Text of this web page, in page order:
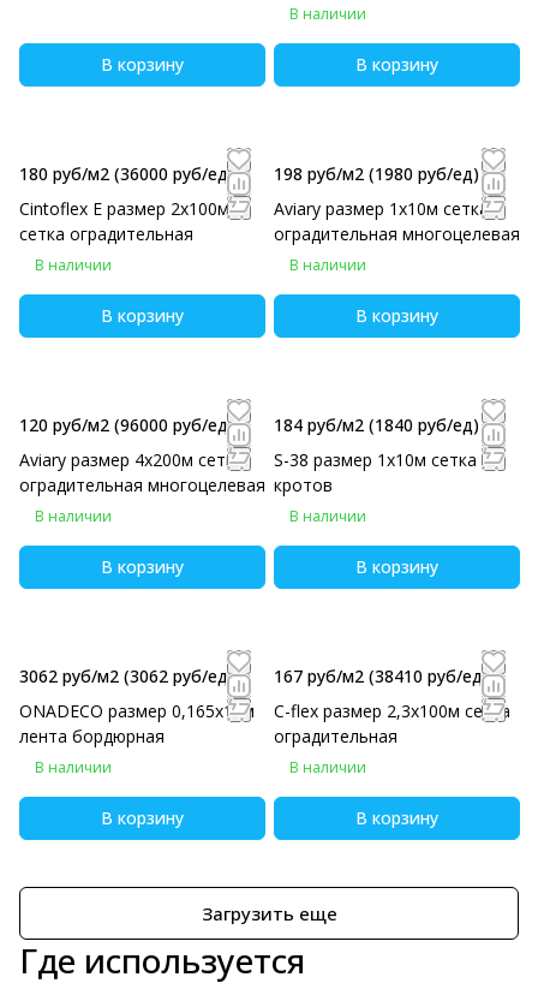
В корзину
В наличии
В корзину
180 руб/м2 (36000 руб/eд)
Cintoflex E размер 2х100м
сетка оградительная
В наличии
В корзину
198 руб/м2 (1980 руб/eд)
Aviary размер 1х10м сетка
оградительная многоцелевая
В наличии
В корзину
120 руб/м2 (96000 руб/eд)
Aviary размер 4х200м сетка
оградительная многоцелевая
В наличии
В корзину
184 руб/м2 (1840 руб/eд)
S-38 размер 1х10м сетка от
кротов
В наличии
В корзину
3062 руб/м2 (3062 руб/eд)
ONADECO размер 0,165х10м
лента бордюрная
В наличии
В корзину
167 руб/м2 (38410 руб/eд)
C-flex размер 2,3х100м сетка
оградительная
В наличии
В корзину
Загрузить еще
Где используется